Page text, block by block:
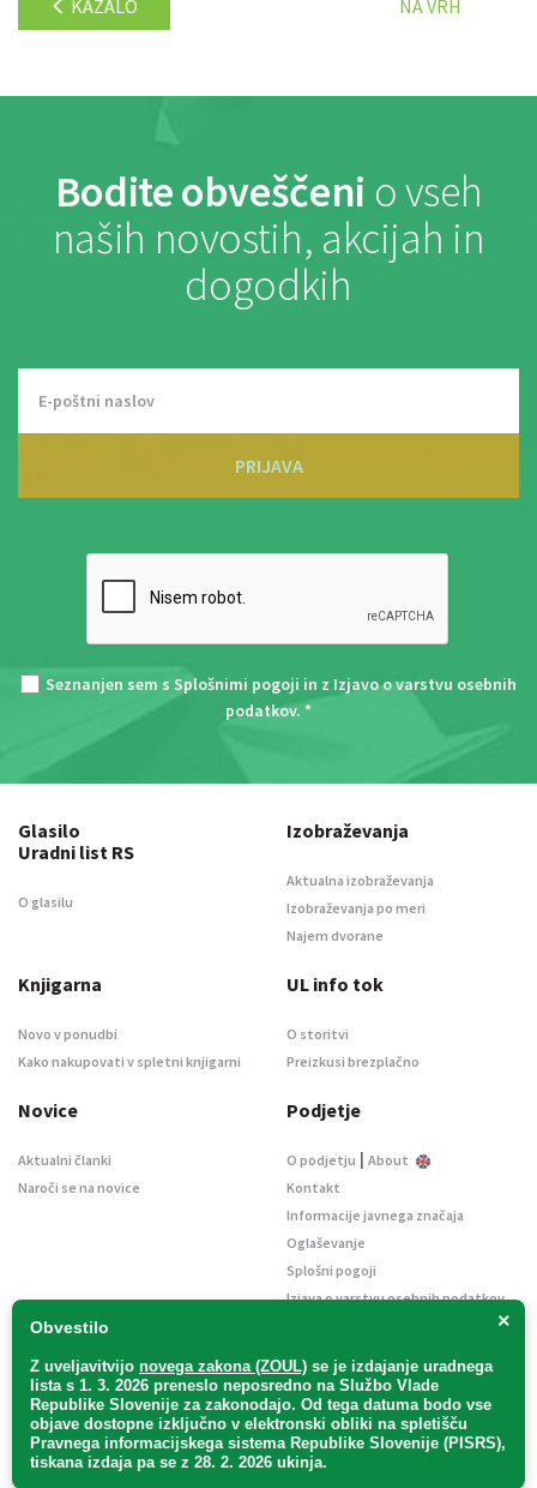
KAZALO NA VRH
Bodite obveščeni o vseh
naših novostih, akcijah in
dogodkih
PRIJAVA
Seznanjen sem s Splošnimi pogoji in z Izjavo o varstvu osebnih
podatkov. *
×
Obvestilo
Z uveljavitvijo novega zakona (ZOUL) se je izdajanje uradnega
lista s 1. 3. 2026 preneslo neposredno na Službo Vlade
Republike Slovenije za zakonodajo. Od tega datuma bodo vse
objave dostopne izključno v elektronski obliki na spletišču
Pravnega informacijskega sistema Republike Slovenije (PISRS),
tiskana izdaja pa se z 28. 2. 2026 ukinja.
Glasilo
Uradni list RS
O glasilu
Izobraževanja
Aktualna izobraževanja
Izobraževanja po meri
Najem dvorane
Knjigarna
Novo v ponudbi
Kako nakupovati v spletni knjigarni
UL info tok
O storitvi
Preizkusi brezplačno
Novice
Aktualni članki
Naroči se na novice
Podjetje
O podjetju | About
Kontakt
Informacije javnega značaja
Oglaševanje
Splošni pogoji
Izjava o varstvu osebnih podatkov
Uradni list d. o. o. – v likvidaciji / Vse pravice pridržane.